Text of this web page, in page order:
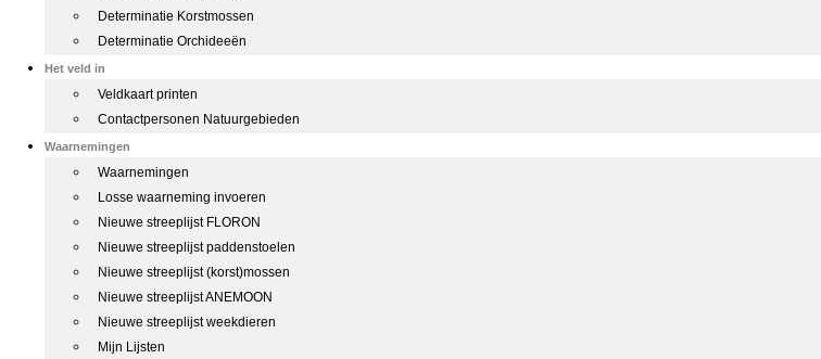
Determinatie Korstmossen
Determinatie Orchideeën
Het veld in
Veldkaart printen
Contactpersonen Natuurgebieden
Waarnemingen
Waarnemingen
Losse waarneming invoeren
Nieuwe streeplijst FLORON
Nieuwe streeplijst paddenstoelen
Nieuwe streeplijst (korst)mossen
Nieuwe streeplijst ANEMOON
Nieuwe streeplijst weekdieren
Mijn Lijsten